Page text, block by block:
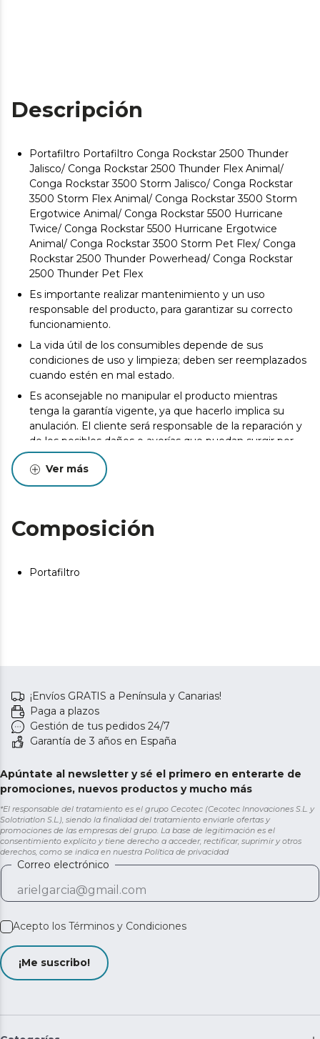
Descripción
Portafiltro Portafiltro Conga Rockstar 2500 Thunder
Jalisco/ Conga Rockstar 2500 Thunder Flex Animal/
Conga Rockstar 3500 Storm Jalisco/ Conga Rockstar
3500 Storm Flex Animal/ Conga Rockstar 3500 Storm
Ergotwice Animal/ Conga Rockstar 5500 Hurricane
Twice/ Conga Rockstar 5500 Hurricane Ergotwice
Animal/ Conga Rockstar 3500 Storm Pet Flex/ Conga
Rockstar 2500 Thunder Powerhead/ Conga Rockstar
2500 Thunder Pet Flex
Es importante realizar mantenimiento y un uso
responsable del producto, para garantizar su correcto
funcionamiento.
La vida útil de los consumibles depende de sus
condiciones de uso y limpieza; deben ser reemplazados
cuando estén en mal estado.
Es aconsejable no manipular el producto mientras
tenga la garantía vigente, ya que hacerlo implica su
anulación. El cliente será responsable de la reparación y
de los posibles daños o averías que puedan surgir por
una manipulación incorrecta del equipo.
Los consumibles originales garantizan la máxima calidad
Ver más
Composición
Portafiltro
¡Envíos GRATIS a Península y Canarias!
Paga a plazos
Gestión de tus pedidos 24/7
Garantía de 3 años en España
Apúntate al newsletter y sé el primero en enterarte de
promociones, nuevos productos y mucho más
*El responsable del tratamiento es el grupo Cecotec (Cecotec Innovaciones S.L. y
Solotriatlon S.L.), siendo la finalidad del tratamiento enviarle ofertas y
promociones de las empresas del grupo. La base de legitimación es el
consentimiento explícito y tiene derecho a acceder, rectificar, suprimir y otros
derechos, como se indica en nuestra Política de privacidad
Correo electrónico
Acepto los Términos y Condiciones
¡Me suscribo!